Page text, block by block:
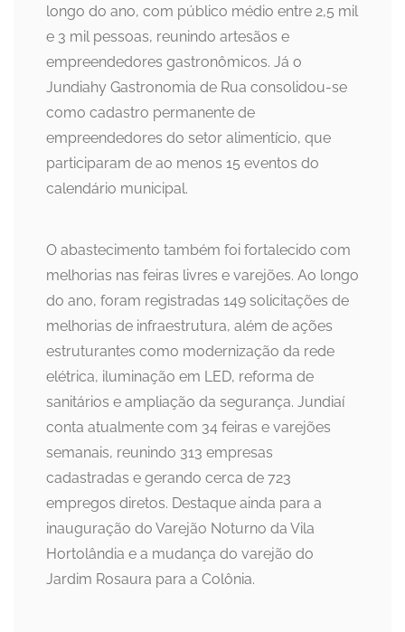
longo do ano, com público médio entre 2,5 mil
e 3 mil pessoas, reunindo artesãos e
empreendedores gastronômicos. Já o
Jundiahy Gastronomia de Rua consolidou-se
como cadastro permanente de
empreendedores do setor alimentício, que
participaram de ao menos 15 eventos do
calendário municipal.
O abastecimento também foi fortalecido com
melhorias nas feiras livres e varejões. Ao longo
do ano, foram registradas 149 solicitações de
melhorias de infraestrutura, além de ações
estruturantes como modernização da rede
elétrica, iluminação em LED, reforma de
sanitários e ampliação da segurança. Jundiaí
conta atualmente com 34 feiras e varejões
semanais, reunindo 313 empresas
cadastradas e gerando cerca de 723
empregos diretos. Destaque ainda para a
inauguração do Varejão Noturno da Vila
Hortolândia e a mudança do varejão do
Jardim Rosaura para a Colônia.